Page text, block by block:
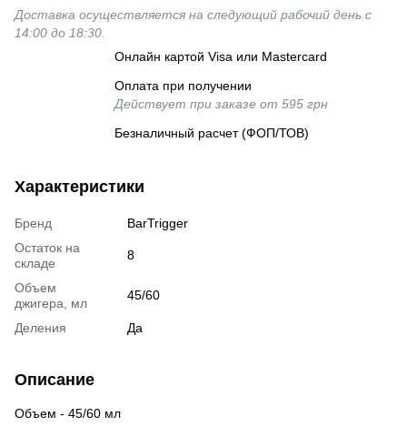
Доставка осуществляется на следующий рабочий день с
14:00 до 18:30.
Онлайн картой Visa или Mastercard
Оплата при получении
Действует при заказе от 595 грн
Безналичный расчет (ФОП/ТОВ)
Характеристики
Бренд
BarTrigger
Остаток на
складе
8
Объем
джигера, мл
45/60
Деления Да
Описание
Объем - 45/60 мл